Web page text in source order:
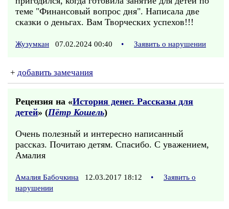
теме "Финансовый вопрос дня". Написала две
сказки о деньгах. Вам Творческих успехов!!!
Жузумкан 07.02.2024 00:40 • Заявить о нарушении
+ добавить замечания
Рецензия на «История денег. Рассказы для
детей» (Пётр Кошель)
Очень полезный и интересно написанный
рассказ. Почитаю детям. Спасибо. С уважением,
Амалия
Амалия Бабочкина 12.03.2017 18:12 •
Заявить о
нарушении